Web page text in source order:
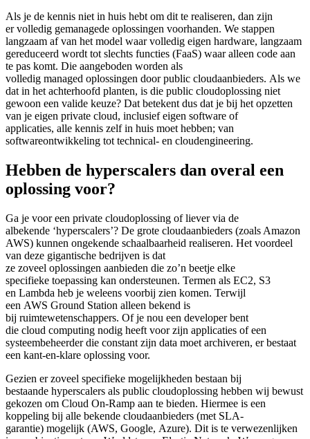
Als je de kennis niet in huis hebt om dit te realiseren, dan zijn
er volledig gemanagede oplossingen voorhanden. We stappen
langzaam af van het model waar volledig eigen hardware, langzaam
gereduceerd wordt tot slechts functies (FaaS) waar alleen code aan
te pas komt. Die aangeboden worden als
volledig managed oplossingen door public cloudaanbieders. Als we
dat in het achterhoofd planten, is die public cloudoplossing niet
gewoon een valide keuze? Dat betekent dus dat je bij het opzetten
van je eigen private cloud, inclusief eigen software of
applicaties, alle kennis zelf in huis moet hebben; van
softwareontwikkeling tot technical- en cloudengineering.
Hebben de hyperscalers dan overal een
oplossing voor?
Ga je voor een private cloudoplossing of liever via de
albekende ‘hyperscalers’? De grote cloudaanbieders (zoals Amazon
AWS) kunnen ongekende schaalbaarheid realiseren. Het voordeel
van deze gigantische bedrijven is dat
ze zoveel oplossingen aanbieden die zo’n beetje elke
specifieke toepassing kan ondersteunen. Termen als EC2, S3
en Lambda heb je weleens voorbij zien komen. Terwijl
een AWS Ground Station alleen bekend is
bij ruimtewetenschappers. Of je nou een developer bent
die cloud computing nodig heeft voor zijn applicaties of een
systeembeheerder die constant zijn data moet archiveren, er bestaat
een kant-en-klare oplossing voor.
Gezien er zoveel specifieke mogelijkheden bestaan bij
bestaande hyperscalers als public cloudoplossing hebben wij bewust
gekozen om Cloud On-Ramp aan te bieden. Hiermee is een
koppeling bij alle bekende cloudaanbieders (met SLA-
garantie) mogelijk (AWS, Google, Azure). Dit is te verwezenlijken